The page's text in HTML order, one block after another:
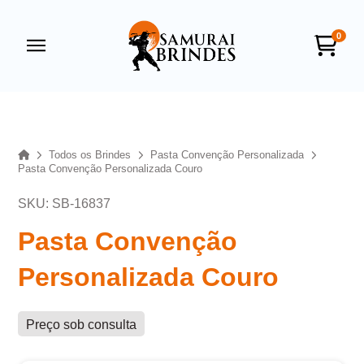
0
HomeTodos os Brindes
Pasta Convenção Personalizada
Pasta Convenção Personalizada Couro
SKU: SB-16837
Pasta Convenção
Personalizada Couro
Preço sob consulta